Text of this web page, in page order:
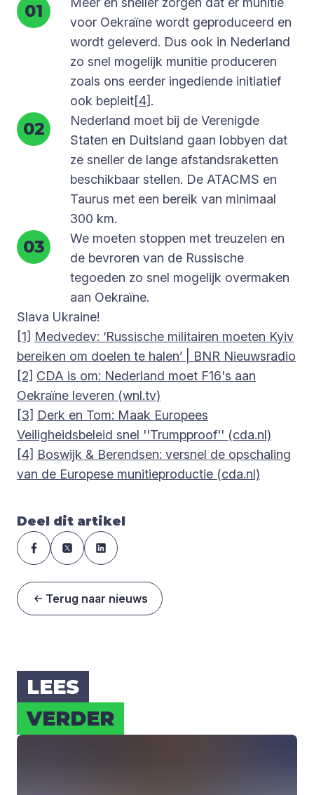
voor Oekraïne wordt geproduceerd en
wordt geleverd. Dus ook in Nederland
zo snel mogelijk munitie produceren
zoals ons eerder ingediende initiatief
ook bepleit[4].
Nederland moet bij de Verenigde
Staten en Duitsland gaan lobbyen dat
ze sneller de lange afstandsraketten
beschikbaar stellen. De ATACMS en
Taurus met een bereik van minimaal
300 km.
We moeten stoppen met treuzelen en
de bevroren van de Russische
tegoeden zo snel mogelijk overmaken
aan Oekraïne.
Slava Ukraine!
[1] Medvedev: ‘Russische militairen moeten Kyiv
bereiken om doelen te halen’ | BNR Nieuwsradio
[2] CDA is om: Nederland moet F16's aan
Oekraïne leveren (wnl.tv)
[3] Derk en Tom: Maak Europees
Veiligheidsbeleid snel ''Trumpproof'' (cda.nl)
[4] Boswijk & Berendsen: versnel de opschaling
van de Europese munitieproductie (cda.nl)
Deel dit artikel
Terug naar nieuws
LEES
VER­DER